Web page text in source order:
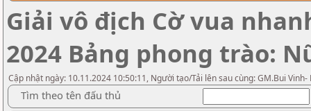
Giải vô địch Cờ vua
2024 Bảng phong trào:
Cập nhật ngày: 10.11.2024 10:50:11, Người tạo/Tải lên sau cùng: GM.Bui
Tìm theo tên đấu thủ